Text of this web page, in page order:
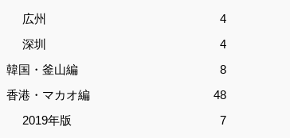
広州
4
深圳
4
韓国・釜山編
8
香港・マカオ編
48
2019年版
7